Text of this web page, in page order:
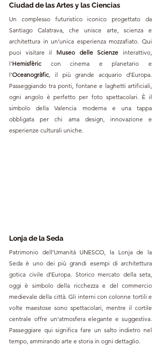
Ciudad de las Artes y las Ciencias
Un complesso futuristico iconico progettato da
Santiago Calatrava, che unisce arte, scienza e
architettura in un’unica esperienza mozzafiato. Qui
puoi visitare il Museo delle Scienze interattivo,
l’Hemisfèric con cinema e planetario e
l’Oceanogràfic , il più grande acquario d’Europa.
Passeggiando tra ponti, fontane e laghetti artificiali,
ogni angolo è perfetto per foto spettacolari. È il
simbolo della Valencia moderna e una tappa
obbligata per chi ama design, innovazione e
esperienze culturali uniche.
Lonja de la Seda
Patrimonio dell’Umanità UNESCO, la Lonja de la
Seda è uno dei più grandi esempi di architettura
gotica civile d’Europa. Storico mercato della seta,
oggi è simbolo della ricchezza e del commercio
medievale della città. Gli interni con colonne tortili e
volte maestose sono spettacolari, mentre il cortile
centrale offre un’atmosfera elegante e suggestiva.
Passeggiare qui significa fare un salto indietro nel
tempo, ammirando arte e storia in ogni dettaglio.